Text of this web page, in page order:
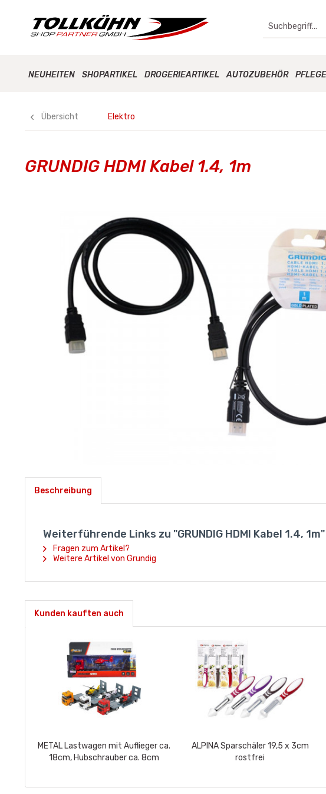
NEUHEITEN SHOPARTIKEL DROGERIEARTIKEL AUTOZUBEHÖR
Übersicht Elektro
GRUNDIG HDMI Kabel 1.4, 1m
Beschreibung
Weiterführende Links zu "GRUNDIG HDMI Kabel 1.4, 1m"
Fragen zum Artikel?
Weitere Artikel von Grundig
Kunden kauften auch
METAL Lastwagen mit Auflieger ca.
18cm, Hubschrauber ca. 8cm
ALPINA Sparschäler 19,5 x 3cm
rostfrei